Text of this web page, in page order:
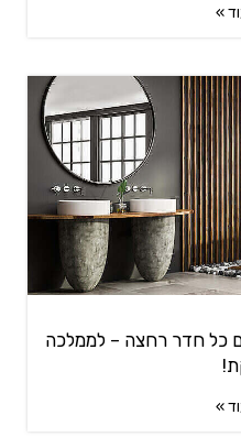
»
כל חדר רחצה – לממלכה
»